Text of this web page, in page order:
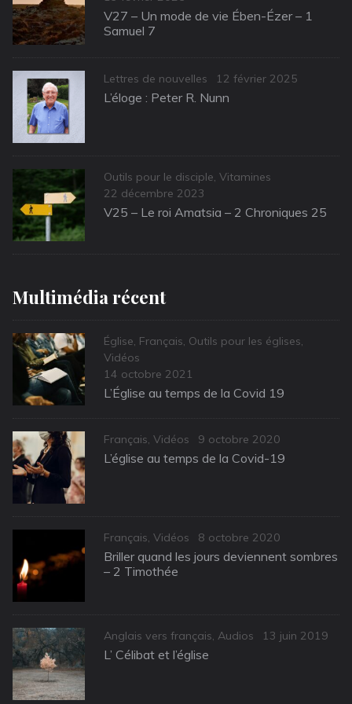
on
V27 – Un mode de vie Ében-Ézer – 1
Samuel 7
Categories
Lettres de nouvelles
Posted
on
12 février 2025
L’éloge : Peter R. Nunn
Categories
Outils pour le disciple, Vitamines
Posted
on
22 décembre 2023
V25 – Le roi Amatsia – 2 Chroniques 25
Multimédia récent
Categories
Église, Français, Outils pour les églises,
Vidéos
Posted
on
14 octobre 2021
L’Église au temps de la Covid 19
Categories
Français, Vidéos
Posted
on
9 octobre 2020
L’église au temps de la Covid-19
Categories
Français, Vidéos
Posted
on
8 octobre 2020
Briller quand les jours deviennent sombres
– 2 Timothée
Categories
Anglais vers français, Audios
Posted
13 juin 2019
L’ Célibat et l’église